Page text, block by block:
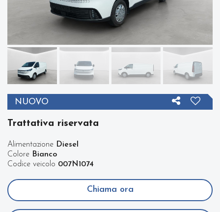
NUOVO
Trattativa riservata
Alimentazione Diesel
Colore Bianco
Codice veicolo 007N1074
Chiama ora